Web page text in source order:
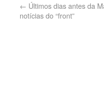
← Últimos dias antes da
notícias do “front”